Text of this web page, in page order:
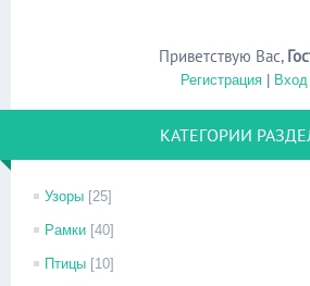
Приветствую Вас,
Регистрация| Вход
КАТЕГОРИИ
Узоры [25]
Рамки [40]
Птицы [10]